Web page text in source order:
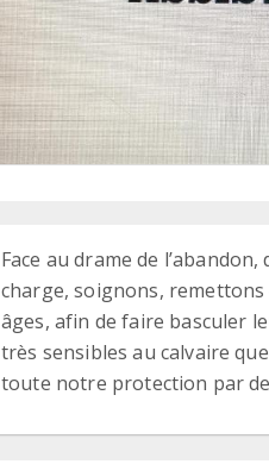
Face au drame de
charge, soignons,
âges, afin de faire basculer
très sensibles au calvaire
toute notre protection par